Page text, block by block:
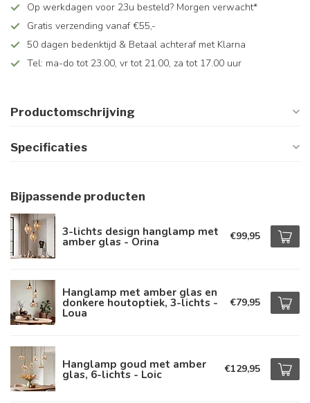
Op werkdagen voor 23u besteld? Morgen verwacht*
Gratis verzending vanaf €55,-
50 dagen bedenktijd & Betaal achteraf met Klarna
Tel: ma-do tot 23.00, vr tot 21.00, za tot 17.00 uur
Productomschrijving
Specificaties
Bijpassende producten
3-lichts design hanglamp met
amber glas - Orina €99,95
Hanglamp met amber glas en
donkere houtoptiek, 3-lichts -
Loua
€79,95
Hanglamp goud met amber
glas, 6-lichts - Loic €129,95